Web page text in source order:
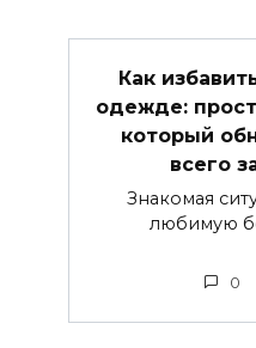
Как
одежде:
который
всего
Знакомая
любимую
0